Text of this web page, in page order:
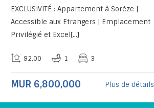
EXCLUSIVITÉ : Appartement à Sorèze |
Accessible aux Etrangers | Emplacement
Privilégié et Excel[...]
92.00 1 3
MUR 6,800,000 Plus de détails